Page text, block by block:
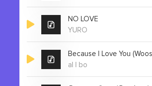
NO LOVE
YURO
al l bo